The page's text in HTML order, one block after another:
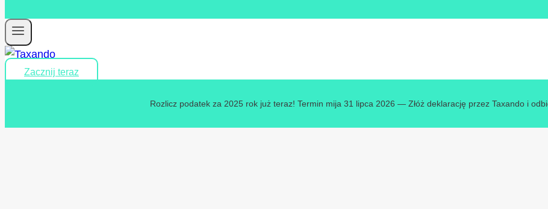
Zacznij teraz
Rozlicz podatek za 2025 rok już teraz! Termin mija 31 lipca 2026 — Złóż deklarację przez Taxando i